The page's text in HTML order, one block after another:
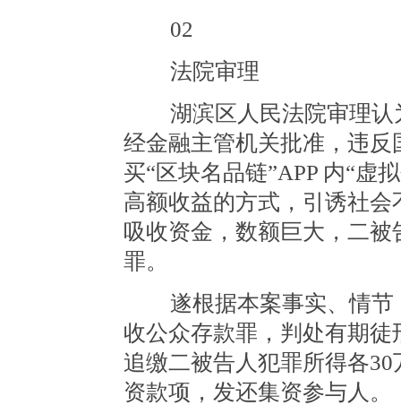
02
法院审理
湖滨区人民法院审理认
经金融主管机关批准，违
买“区块名品链”APP 内“虚
高额收益的方式，引诱社
吸收资金，数额巨大，二
罪。
遂根据本案事实、情节
收公众存款罪，判处有期
追缴二被告人犯罪所得各
资款项，发还集资参与人。